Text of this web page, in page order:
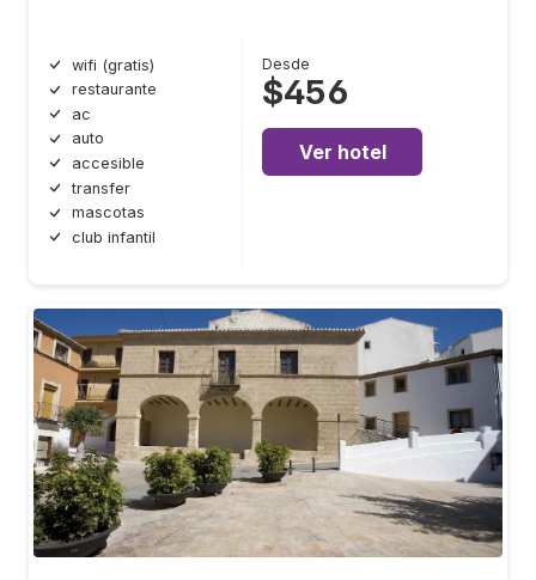
wifi (gratis)
restaurante
ac
auto
accesible
transfer
mascotas
club infantil
Desde
$456
Ver hotel